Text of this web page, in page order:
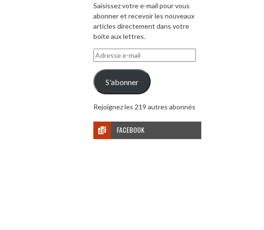
Saisissez votre e-mail pour vous
abonner et recevoir les nouveaux
articles directement dans votre
boite aux lettres.
Adresse
e-
mail
S'abonner
Rejoignez les 219 autres abonnés
FACEBOOK